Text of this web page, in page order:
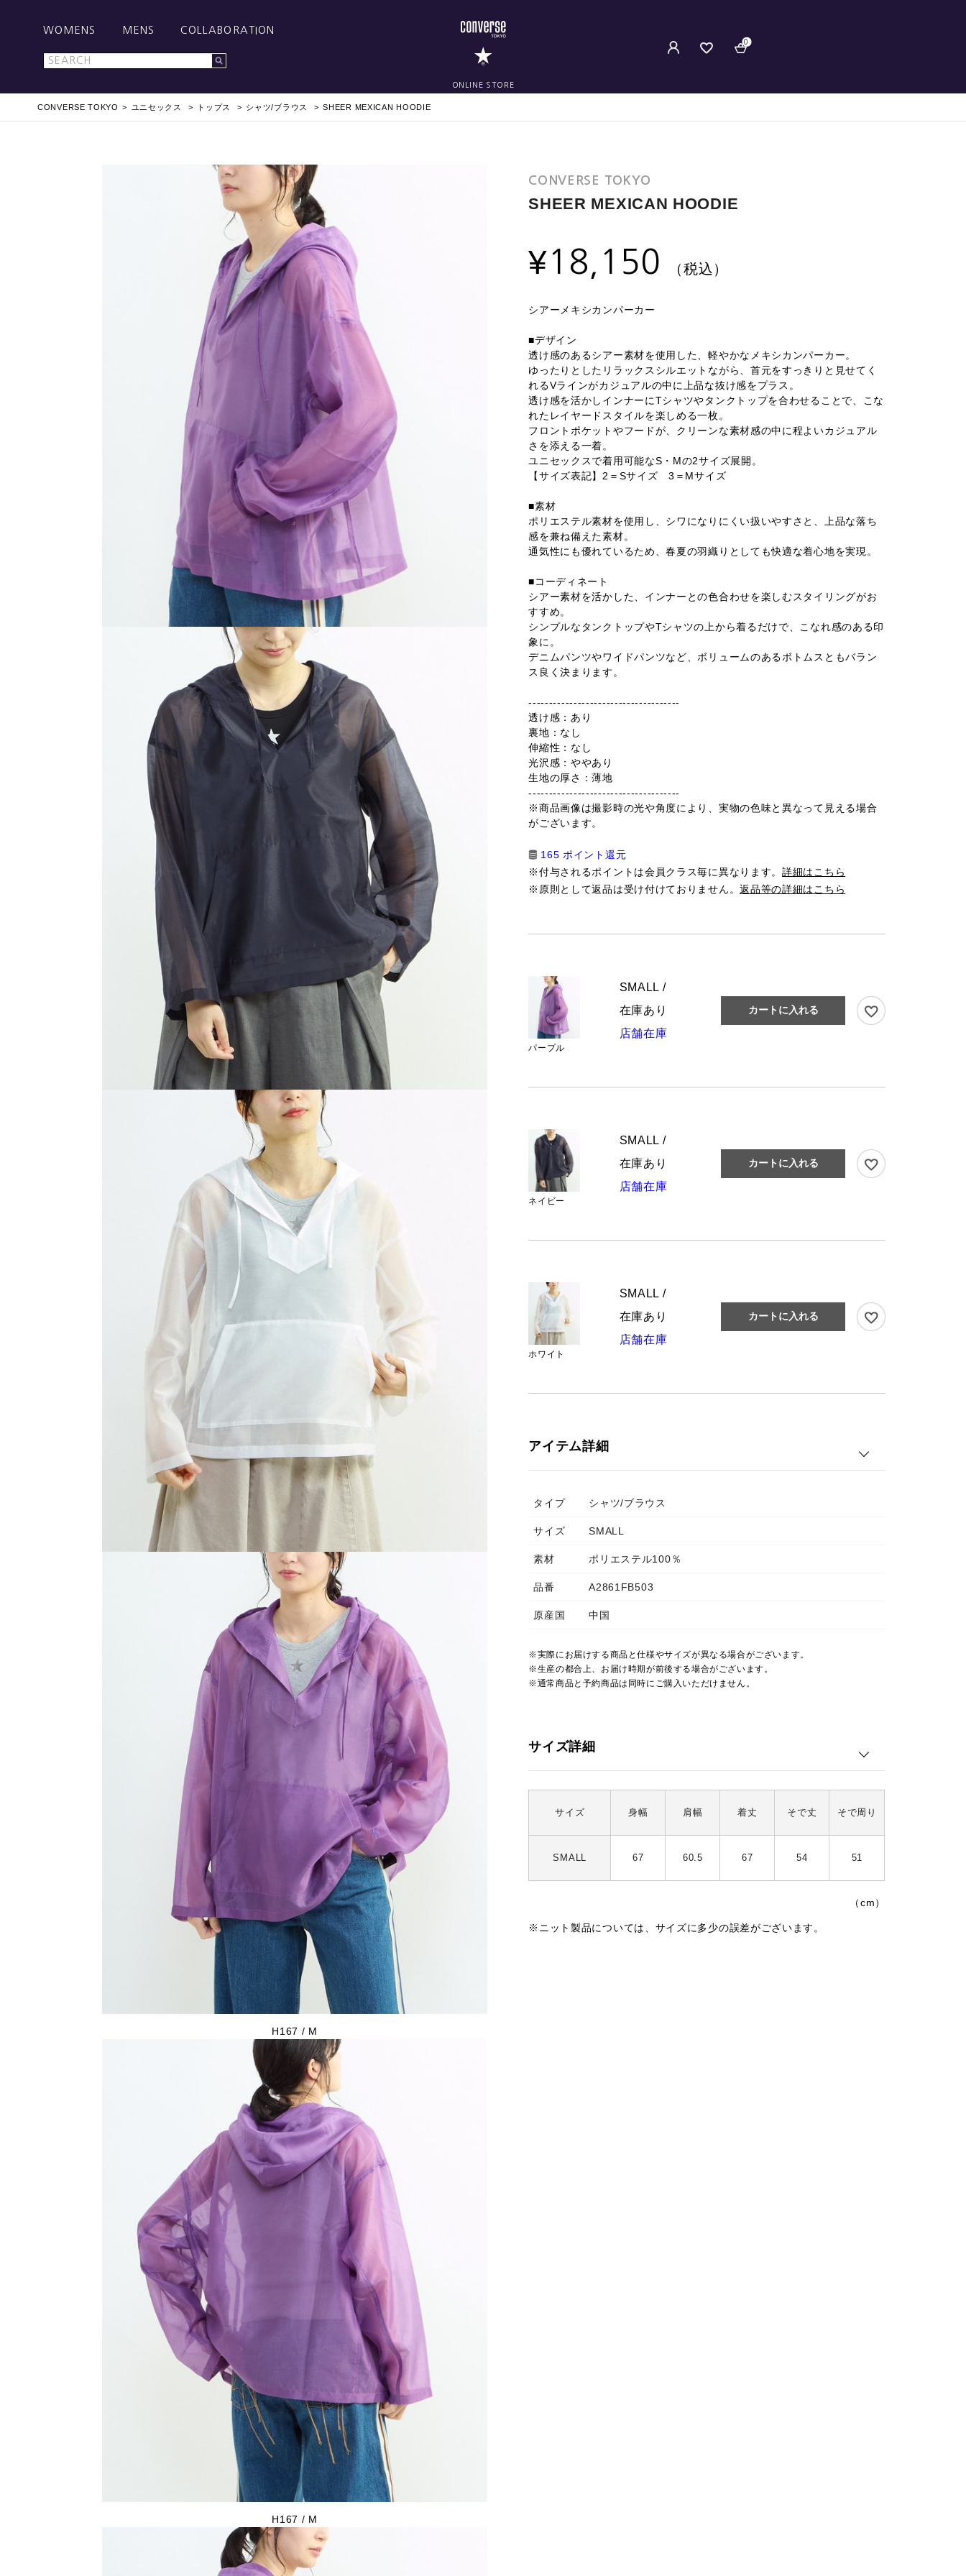
WOMENS MENS COLLABORATION
ONLINE STORE
0
CONVERSE TOKYO ユニセックス トップス シャツ/ブラウス SHEER MEXICAN HOODIE
H167 / M
H167 / M
CONVERSE TOKYO
SHEER MEXICAN HOODIE
¥18,150 （税込）
シアーメキシカンパーカー
■デザイン
透け感のあるシアー素材を使用した、軽やかなメキシカンパーカー。
ゆったりとしたリラックスシルエットながら、首元をすっきりと見せてく
れるVラインがカジュアルの中に上品な抜け感をプラス。
透け感を活かしインナーにTシャツやタンクトップを合わせることで、こな
れたレイヤードスタイルを楽しめる一枚。
フロントポケットやフードが、クリーンな素材感の中に程よいカジュアル
さを添える一着。
ユニセックスで着用可能なS・Mの2サイズ展開。
【サイズ表記】2＝Sサイズ 3＝Mサイズ
■素材
ポリエステル素材を使用し、シワになりにくい扱いやすさと、上品な落ち
感を兼ね備えた素材。
通気性にも優れているため、春夏の羽織りとしても快適な着心地を実現。
■コーディネート
シアー素材を活かした、インナーとの色合わせを楽しむスタイリングがお
すすめ。
シンプルなタンクトップやTシャツの上から着るだけで、こなれ感のある印
象に。
デニムパンツやワイドパンツなど、ボリュームのあるボトムスともバラン
ス良く決まります。
-------------------------------------
透け感：あり
裏地：なし
伸縮性：なし
光沢感：ややあり
生地の厚さ：薄地
-------------------------------------
※商品画像は撮影時の光や角度により、実物の色味と異なって見える場合
がございます。
165 ポイント還元
※付与されるポイントは会員クラス毎に異なります。詳細はこちら
※原則として返品は受け付けておりません。返品等の詳細はこちら
パープル
SMALL /
在庫あり
店舗在庫
カートに入れる
ネイビー
SMALL /
在庫あり
店舗在庫
カートに入れる
ホワイト
SMALL /
在庫あり
店舗在庫
カートに入れる
アイテム詳細
タイプ シャツ/ブラウス
サイズ SMALL
素材 ポリエステル100％
品番 A2861FB503
原産国 中国
※実際にお届けする商品と仕様やサイズが異なる場合がございます。
※生産の都合上、お届け時期が前後する場合がございます。
※通常商品と予約商品は同時にご購入いただけません。
サイズ詳細
サイズ 身幅 肩幅 着丈 そで丈 そで周り
SMALL 67 60.5 67 54 51
（cm）
※ニット製品については、サイズに多少の誤差がございます。